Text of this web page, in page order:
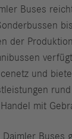
Buses
der
und
mit
Buses